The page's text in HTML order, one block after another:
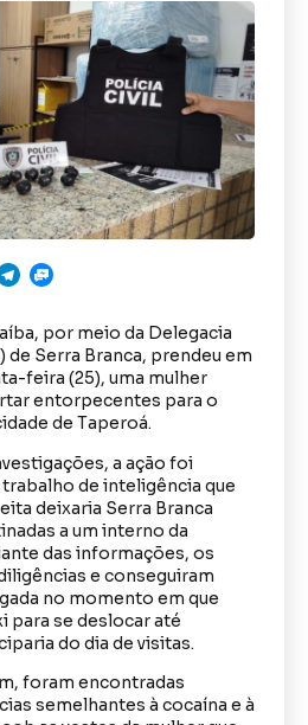
por meio da Delegacia
de Serra Branca, prendeu em
feira (25), uma mulher
entorpecentes para o
de Taperoá.
a ação foi
de inteligência que
deixaria Serra Branca
a um interno da
das informações, os
e conseguiram
no momento em que
para se deslocar até
do dia de visitas.
foram encontradas
semelhantes à cocaína e à